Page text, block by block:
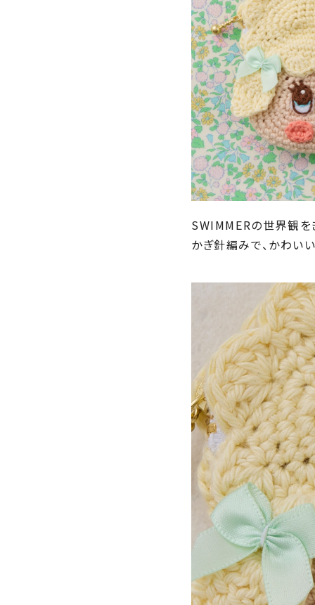
SWIMMERの世界観を
かぎ針編みで、かわい